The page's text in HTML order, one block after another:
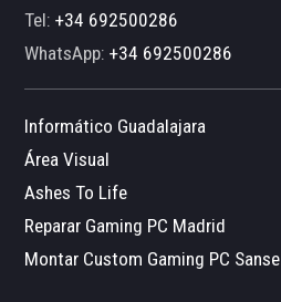
Tel:+34 692500286
WhatsApp:+34 692500286
Informático Guadalajara
Área Visual
Ashes To Life
Reparar Gaming PC Madrid
Montar Custom Gaming PC Sanse